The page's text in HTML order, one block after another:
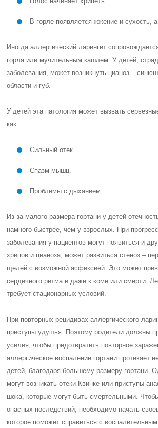
В горле появляется жжение и сухость,
Иногда аллергический ларингит
горла или мучительным кашлем. У детей,
заболевания, может возникнуть цианоз –
области и губ.
У детей эта патология может вызвать
как:
Сильный отек.
Спазм мышц.
Проблемы с дыханием.
Из-за малого размера гортани у детей
намного быстрее, чем у взрослых. При
заболевания у пациентов могут появиться и
хрипов и цианоза, может развиться стеноз –
щелей с возможной асфиксией. Это может
сердечного ритма и даже к коме или смерти.
требует стационарных условий.
При повторных рецидивах аллергического
приступы удушья. Поэтому родители должны
усилия, чтобы предотвратить повторное
аллергическое воспаление гортани протекает
детей, благодаря большему размеру гортани.
могут возникать отеки Квинке или приступы
шока, которые могут быть смертельными.
опасных последствий, необходимо начать
которое поможет справиться с